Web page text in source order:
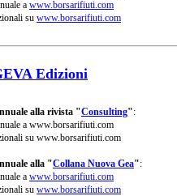
a www.borsarifiuti.com
su www.borsarifiuti.com
Edizioni
alla rivista "Consulting":
a www.borsarifiuti.com
su www.borsarifiuti.com
alla "Collana Nuova Gea":
a www.borsarifiuti.com
su www.borsarifiuti.com